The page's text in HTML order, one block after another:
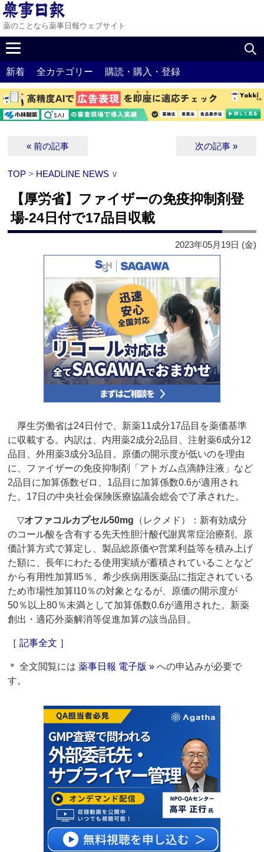
薬のことなら薬事日報ウェブサイト
新着 全カテゴリー 購読・購入・登録
« 前の記事 次の記事 »
TOP > HEADLINE NEWS ∨
【厚労省】ファイザーの免疫抑制剤登
場‐24日付で17品目収載
2023年05月19日 (金)
厚生労働省は24日付で、新薬11成分17品目を薬価基準
に収載する。内訳は、内用薬2成分2品目、注射薬6成分12
品目、外用薬3成分3品目。原価の開示度が低いのを理由
に、ファイザーの免疫抑制剤「アトガム点滴静注液」など
2品目に加算係数ゼロ、1品目に加算係数0.6が適用され
た。17日の中央社会保険医療協議会総会で了承された。
▽オファコルカプセル50mg （レクメド）：新有効成分
のコール酸を含有する先天性胆汁酸代謝異常症治療剤。原
価計算方式で算定し、製品総原価や営業利益等を積み上げ
た額に、長年にわたる使用実績が蓄積されていることなど
から有用性加算II5％、希少疾病用医薬品に指定されている
ため市場性加算I10％の対象となるが、原価の開示度が
50％以上80％未満として加算係数0.6が適用された。新薬
創出・適応外薬解消等促進加算の該当品目。
［ 記事全文 ］
＊ 全文閲覧には薬事日報 電子版 » への申込みが必要で
す。